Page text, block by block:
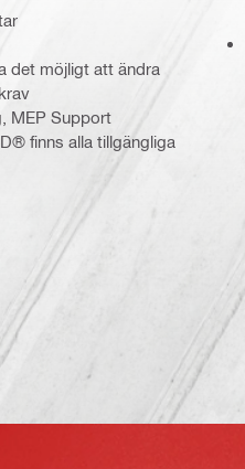
det möjligt att ändra
MEP Support
finns alla tillgängliga